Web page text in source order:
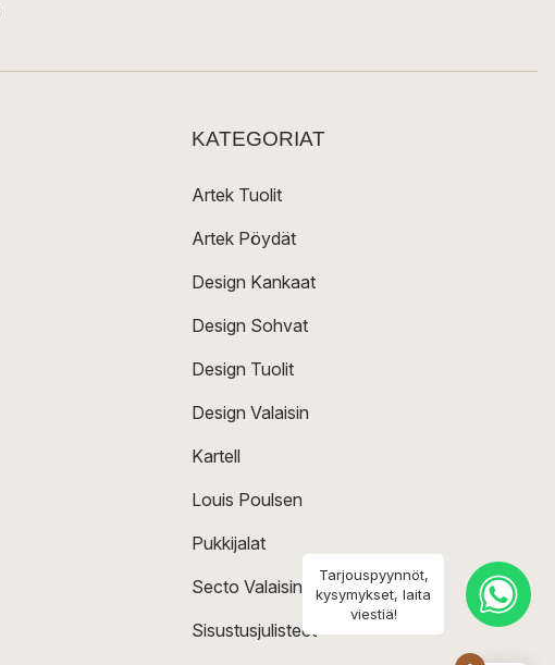
KATEGORIAT
Artek Tuolit
Artek Pöydät
Design Kankaat
Design Sohvat
Design Tuolit
Design Valaisin
Kartell
Louis Poulsen
Pukkijalat
Secto Valaisin
Sisustusjulisteet
Tarjouspyynnöt,
kysymykset, laita
viestiä!